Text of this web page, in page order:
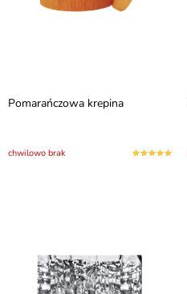
Pomarańczowa krepina
chwilowo brak